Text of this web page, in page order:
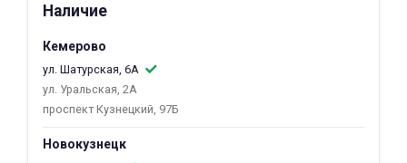
Наличие
Кемерово
ул. Шатурская, 6А
ул. Уральская, 2А
проспект Кузнецкий, 97Б
Новокузнецк
раз в 2
недели
8 800 302-02-51
plait.ru